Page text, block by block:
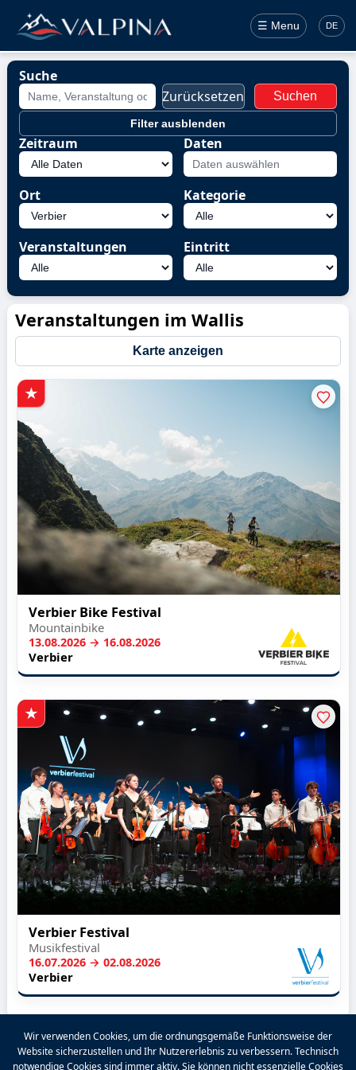
☰ Menu DE
Suche
Zurücksetzen
Suchen
Filter ausblenden
Zeitraum Daten
Ort Kategorie
Veranstaltungen Eintritt
Veranstaltungen im Wallis
Karte anzeigen
Verbier Bike Festival
Mountainbike
13.08.2026 → 16.08.2026
Verbier
Verbier Festival
Musikfestival
16.07.2026 → 02.08.2026
Verbier
2026 VALPINA® Alle Rechte vorbehalten.
Wir verwenden Cookies, um die ordnungsgemäße Funktionsweise der
Website sicherzustellen und Ihr Nutzererlebnis zu verbessern. Technisch
notwendige Cookies sind immer aktiv. Sie können nicht essenzielle Cookies